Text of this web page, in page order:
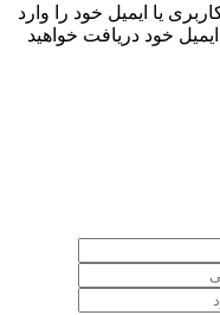
یا ایمیل خود را وارد
خود دریافت خواهید